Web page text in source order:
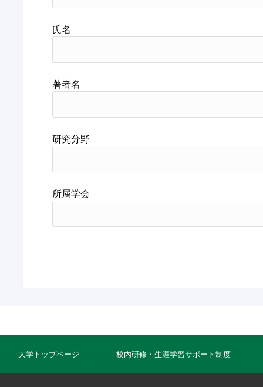
氏名
著者名
研究分野
所属学会
大学トップページ 校内研修・生涯学習サポート制度